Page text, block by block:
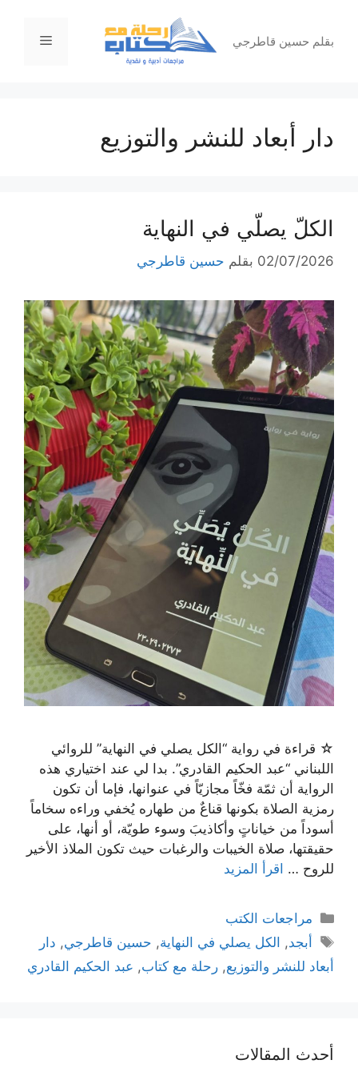
المحتوىبقلم حسين قاطرجي القائمة
دار أبعاد للنشر والتوزيع
الكلّ يصلّي في النهاية
02/07/2026 بقلم حسين قاطرجي
☆ قراءة في رواية “الكل يصلي في النهاية” للروائي
اللبناني “عبد الحكيم القادري”. بدا لي عند اختياري هذه
الرواية أن ثمّة فخّاً مجازيّاً في عنوانها، فإما أن تكون
رمزية الصلاة بكونها قناعٌ من طهاره يُخفي وراءه سخاماً
أسوداً من خياناتٍ وأكاذيبَ وسوء طويّة، أو أنها، على
حقيقتها، صلاة الخيبات والرغبات حيث تكون الملاذ الأخير
للروح … اقرأ المزيد
التصنيفات
مراجعات الكتب
الوسوم
أبجد, الكل يصلي في النهاية, حسين قاطرجي, دار
أبعاد للنشر والتوزيع, رحلة مع كتاب, عبد الحكيم القادري
أحدث المقالات